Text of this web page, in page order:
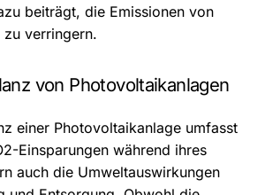
beiträgt, die Emissionen von
zu verringern.
von Photovoltaikanlagen
einer Photovoltaikanlage umfasst
Einsparungen während ihres
auch die Umweltauswirkungen